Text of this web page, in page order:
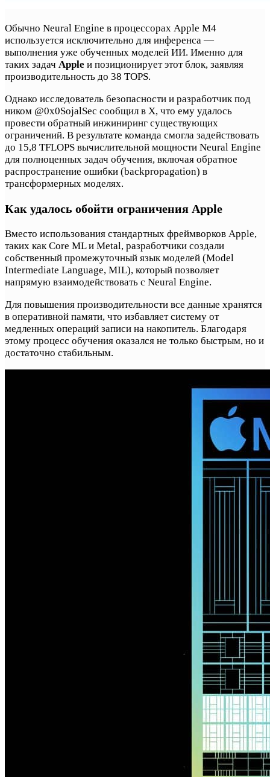
Обычно Neural Engine в процессорах Apple M4
используется исключительно для инференса —
выполнения уже обученных моделей ИИ. Именно для
таких задач Apple и позиционирует этот блок, заявляя
производительность до 38 TOPS.
Однако исследователь безопасности и разработчик под
ником @0x0SojalSec сообщил в X, что ему удалось
провести обратный инжиниринг существующих
ограничений. В результате команда смогла задействовать
до 15,8 TFLOPS вычислительной мощности Neural Engine
для полноценных задач обучения, включая обратное
распространение ошибки (backpropagation) в
трансформерных моделях.
Как удалось обойти ограничения Apple
Вместо использования стандартных фреймворков Apple,
таких как Core ML и Metal, разработчики создали
собственный промежуточный язык моделей (Model
Intermediate Language, MIL), который позволяет
напрямую взаимодействовать с Neural Engine.
Для повышения производительности все данные хранятся
в оперативной памяти, что избавляет систему от
медленных операций записи на накопитель. Благодаря
этому процесс обучения оказался не только быстрым, но и
достаточно стабильным.